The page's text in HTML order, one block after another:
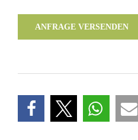
ANFRAGE VERSENDEN